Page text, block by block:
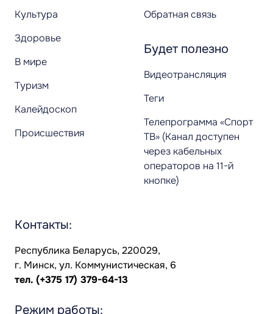
Культура
Здоровье
В мире
Туризм
Калейдоскоп
Происшествия
Обратная связь
Будет полезно
Видеотрансляция
Теги
Телепрограмма «Спорт
ТВ» (Канал доступен
через кабельных
операторов на 11-й
кнопке)
Контакты:
Республика Беларусь, 220029,
г. Минск, ул. Коммунистическая, 6
тел. (+375 17) 379-64-13
Режим работы: